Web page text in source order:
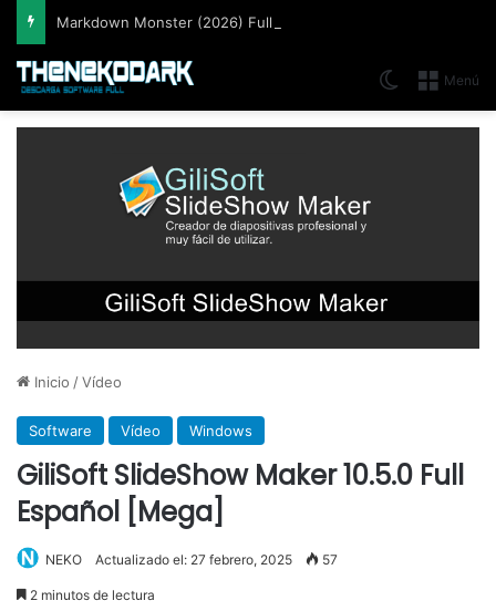
Markdown Monster (2026) Full Español [Mega]
Menú
Switch skin
Inicio /Vídeo
Software Vídeo Windows
GiliSoft SlideShow Maker 10.5.0 Full
Español [Mega]
NEKO Actualizado el: 27 febrero, 2025 57
2 minutos de lectura